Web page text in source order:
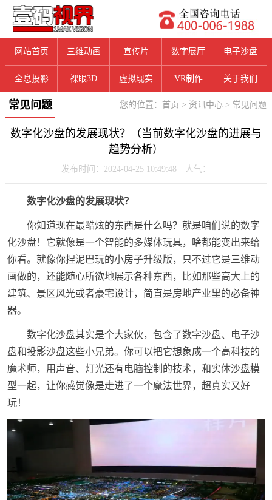
网站首页 三维动画 宣传片 数字展厅 电子沙盘
全息投影 裸眼3D 虚拟现实 VR制作 关于我们
您的位置： 首页 > 资讯中心 > 常见问题
常见问题
数字化沙盘的发展现状？（当前数字化沙盘的进展与
趋势分析）
发布时间：2024-04-25 10:49:48 人气：
数字化沙盘的发展现状？
你知道现在最酷炫的东西是什么吗？就是咱们说的数字
化沙盘！它就像是一个智能的多媒体玩具，啥都能变出来给
你看。就像你捏泥巴玩的小房子升级版，只不过它是三维动
画做的，还能随心所欲地展示各种东西，比如那些高大上的
建筑、景区风光或者豪宅设计，简直是房地产业里的必备神
器。
数字化沙盘其实是个大家伙，包含了数字沙盘、电子沙
盘和投影沙盘这些小兄弟。你可以把它想象成一个高科技的
魔术师，用声音、灯光还有电脑控制的技术，和实体沙盘模
型一起，让你感觉像是走进了一个魔法世界，超真实又好
玩！